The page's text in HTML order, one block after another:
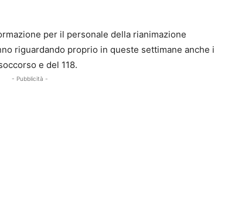
per il personale della rianimazione
riguardando proprio in queste settimane anche i
e del 118.
- Pubblicità -